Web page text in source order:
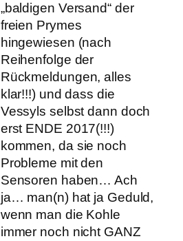
„baldigen Versand“ der
freien Prymes
hingewiesen (nach
Reihenfolge der
Rückmeldungen, alles
klar!!!) und dass die
Vessyls selbst dann doch
erst ENDE 2017(!!!)
kommen, da sie noch
Probleme mit den
Sensoren haben… Ach
ja… man(n) hat ja Geduld,
wenn man die Kohle
immer noch nicht GANZ